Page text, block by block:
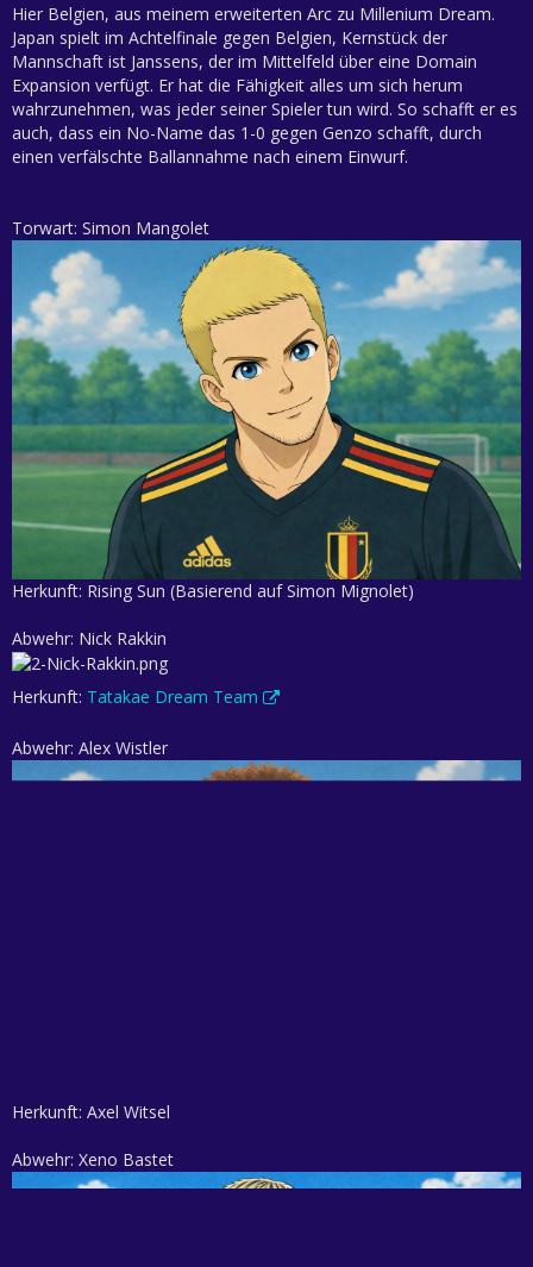
Hier Belgien, aus meinem erweiterten Arc zu Millenium Dream.
Japan spielt im Achtelfinale gegen Belgien, Kernstück der
Mannschaft ist Janssens, der im Mittelfeld über eine Domain
Expansion verfügt. Er hat die Fähigkeit alles um sich herum
wahrzunehmen, was jeder seiner Spieler tun wird. So schafft er es
auch, dass ein No-Name das 1-0 gegen Genzo schafft, durch
einen verfälschte Ballannahme nach einem Einwurf.
Torwart: Simon Mangolet
Herkunft: Rising Sun (Basierend auf Simon Mignolet)
Abwehr: Nick Rakkin
Herkunft: Tatakae Dream Team
Abwehr: Alex Wistler
Herkunft: Axel Witsel
Abwehr: Xeno Bastet